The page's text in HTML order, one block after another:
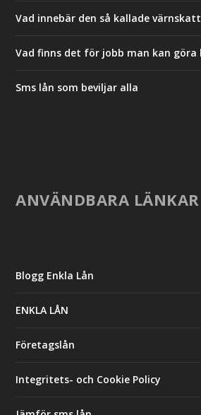
Vad innebär den så kallade
Vad finns det för jobb man kan göra
Sms lån som beviljar alla
ANVÄNDBARA LÄNKAR
Blogg Enkla Lån
ENKLA LÅN
Företagslån
Integritets- och Cookie Policy